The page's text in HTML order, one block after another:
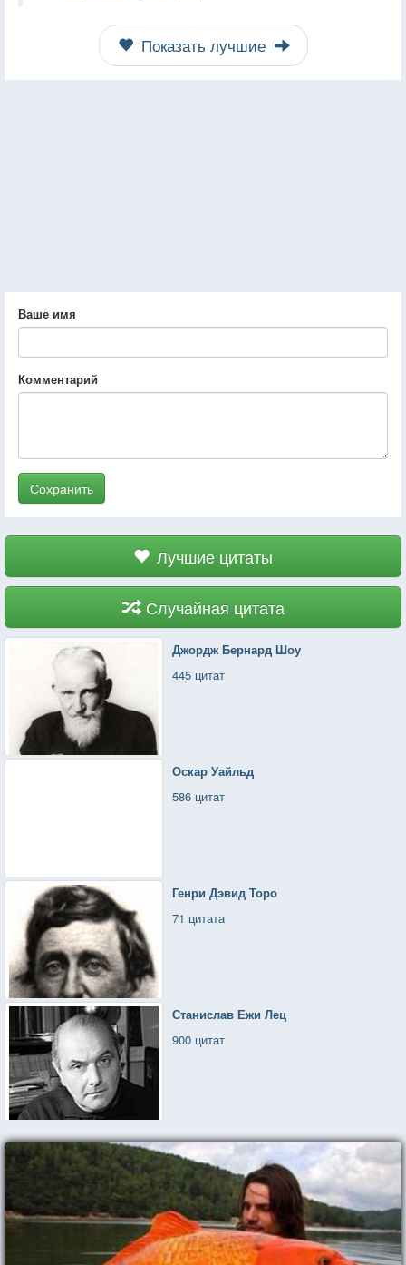
Показать лучшие
Ваше имя
Комментарий
Сохранить
Лучшие цитаты
Случайная цитата
Джордж Бернард Шоу
445 цитат
Оскар Уайльд
586 цитат
Генри Дэвид Торо
71 цитата
Станислав Ежи Лец
900 цитат